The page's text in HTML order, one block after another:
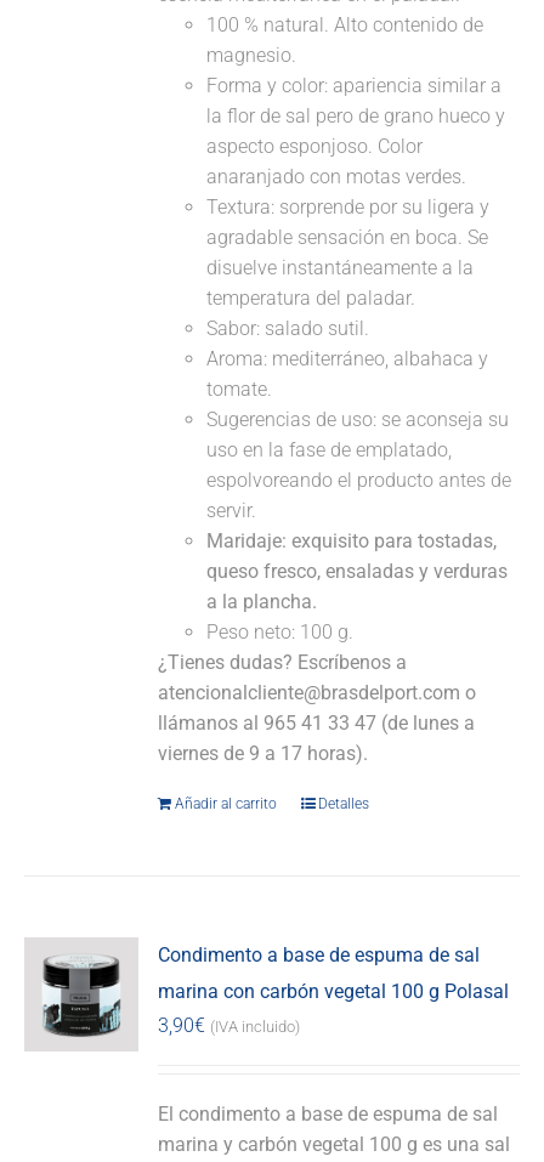
100 % natural. Alto contenido de
magnesio.
Forma y color: apariencia similar a
la flor de sal pero de grano hueco y
aspecto esponjoso. Color
anaranjado con motas verdes.
Textura: sorprende por su ligera y
agradable sensación en boca. Se
disuelve instantáneamente a la
temperatura del paladar.
Sabor: salado sutil.
Aroma: mediterráneo, albahaca y
tomate.
Sugerencias de uso: se aconseja su
uso en la fase de emplatado,
espolvoreando el producto antes de
servir.
Maridaje: exquisito para tostadas,
queso fresco, ensaladas y verduras
a la plancha.
Peso neto: 100 g.
¿Tienes dudas? Escríbenos a
atencionalcliente@brasdelport.com o
llámanos al 965 41 33 47 (de lunes a
viernes de 9 a 17 horas).
Añadir al carrito Detalles
Condimento a base de espuma de sal
marina con carbón vegetal 100 g Polasal
3,90€ (IVA incluido)
El condimento a base de espuma de sal
marina y carbón vegetal 100 g es una sal